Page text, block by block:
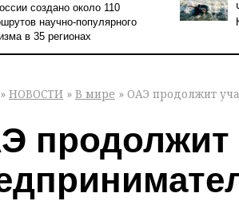
создано около 110
научно-популярного
в 35 регионах
» НОВОСТИ » В мире » ОАЭ продолжит
продолжит